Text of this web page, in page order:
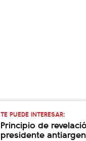
TE PUEDE INTERESAR:
Principio de
presidente